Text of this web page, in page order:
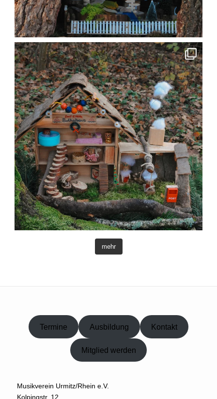
mehr
Termine Ausbildung Kontakt
Mitglied werden
Musikverein Urmitz/Rhein e.V.
Kolpingstr. 12